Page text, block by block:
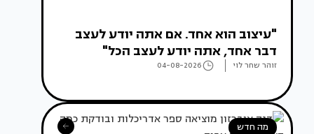
"עיצוב הוא אחד. אם אתה יודע לעצב
דבר אחד, אתה יודע לעצב הכל"
זוהר שחר לוי 04-08-2026
מה חדש